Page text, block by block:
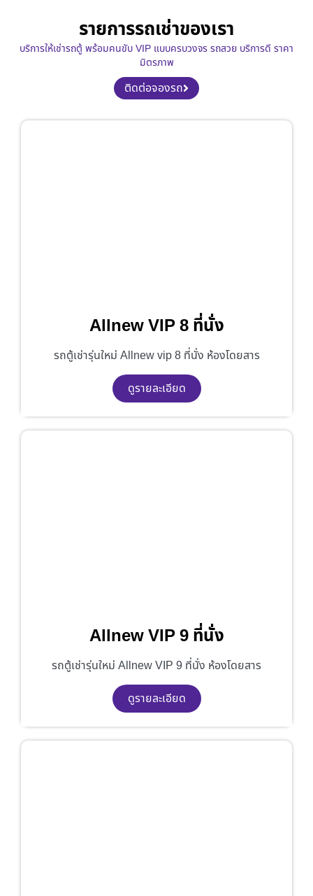
รายการรถเช่าของเรา
บริการให้เช่ารถตู้ พร้อมคนขับ VIP แบบครบวงจร รถสวย บริการดี ราคา
มิตรภาพ
ติดต่อจองรถ
Allnew VIP 8 ที่นั่ง
รถตู้เช่ารุ่นใหม่ Allnew vip 8 ที่นั่ง ห้องโดยสาร
ดูรายละเอียด
Allnew VIP 9 ที่นั่ง
รถตู้เช่ารุ่นใหม่ Allnew VIP 9 ที่นั่ง ห้องโดยสาร
ดูรายละเอียด